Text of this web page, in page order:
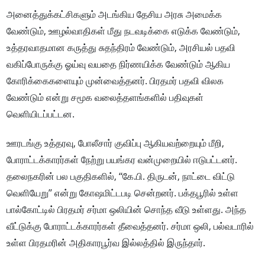
அனைத்துக்கட்சிகளும் அடங்கிய தேசிய அரசு அமைக்க
வேண்டும், ஊழல்வாதிகள் மீது நடவடிக்கை எடுக்க வேண்டும்,
உத்தரவாதமான கருத்து சுதந்திரம் வேண்டும், அரசியல் பதவி
வகிப்போருக்கு ஓய்வு வயதை நிர்ணயிக்க வேண்டும் ஆகிய
கோரிக்கைகளையும் முன்வைத்தனர். பிரதமர் பதவி விலக
வேண்டும் என்று சமூக வலைத்தளங்களில் பதிவுகள்
வெளியிடப்பட்டன.
ஊரடங்கு உத்தரவு, போலீசார் குவிப்பு ஆகியவற்றையும் மீறி,
போராட்டக்காரர்கள் நேற்று பயங்கர வன்முறையில் ஈடுபட்டனர்.
தலைநகரின் பல பகுதிகளில், ‘‘கே.பி. திருடன், நாட்டை விட்டு
வெளியேறு’’ என்று கோஷமிட்டபடி சென்றனர். பக்தபூரில் உள்ள
பால்கோட்டில் பிரதமர் சர்மா ஒலியின் சொந்த வீடு உள்ளது. அந்த
வீட்டுக்கு போராட்டக்காரர்கள் தீவைத்தனர். சர்மா ஒலி, பல்வடாரில்
உள்ள பிரதமரின் அதிகாரபூர்வ இல்லத்தில் இருந்தார்.